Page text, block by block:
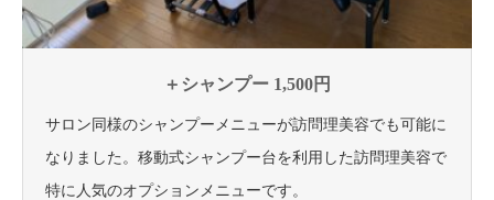
＋シャンプー 1,500円
サロン同様のシャンプーメニューが訪問理美容でも可能に
なりました。移動式シャンプー台を利用した訪問理美容で
特に人気のオプションメニューです。